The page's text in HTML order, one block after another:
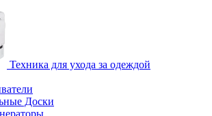
Техника для ухода за одеждой
Доски